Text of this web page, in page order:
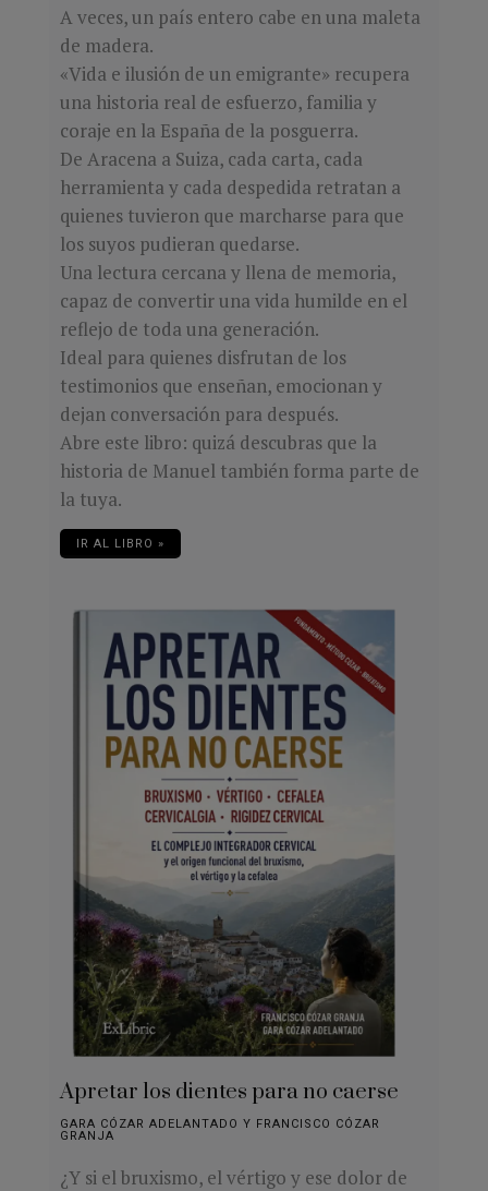
A veces, un país entero cabe en una maleta
de madera.
«Vida e ilusión de un emigrante» recupera
una historia real de esfuerzo, familia y
coraje en la España de la posguerra.
De Aracena a Suiza, cada carta, cada
herramienta y cada despedida retratan a
quienes tuvieron que marcharse para que
los suyos pudieran quedarse.
Una lectura cercana y llena de memoria,
capaz de convertir una vida humilde en el
reflejo de toda una generación.
Ideal para quienes disfrutan de los
testimonios que enseñan, emocionan y
dejan conversación para después.
Abre este libro: quizá descubras que la
historia de Manuel también forma parte de
la tuya.
IR AL LIBRO »
Apretar los dientes para no caerse
GARA CÓZAR ADELANTADO Y FRANCISCO CÓZAR
GRANJA
¿Y si el bruxismo, el vértigo y ese dolor de